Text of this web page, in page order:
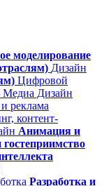
моделирование
Дизайн
Цифровой
Медиа Дизайн
реклама
контент-
Анимация и
Разработка и